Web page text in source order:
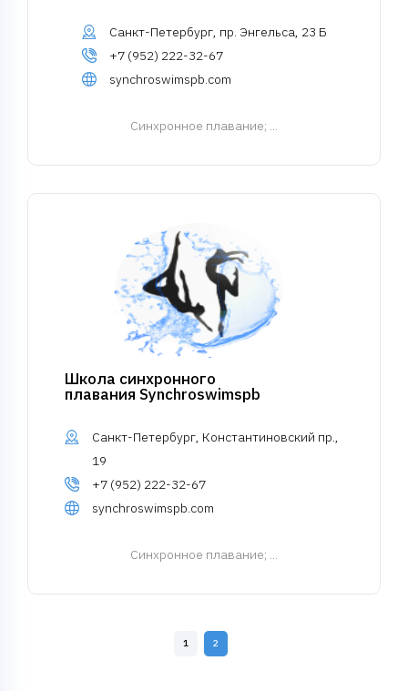
Санкт-Петербург, пр. Энгельса, 23 Б
+7 (952) 222-32-67
synchroswimspb.com
Синхронное плавание; ...
Школа синхронного
плавания Synchroswimspb
Санкт-Петербург, Константиновский пр.,
19
+7 (952) 222-32-67
synchroswimspb.com
Синхронное плавание; ...
1 2